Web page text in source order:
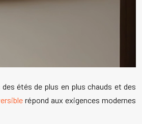
étés de plus en plus chauds et des
répond aux exigences modernes